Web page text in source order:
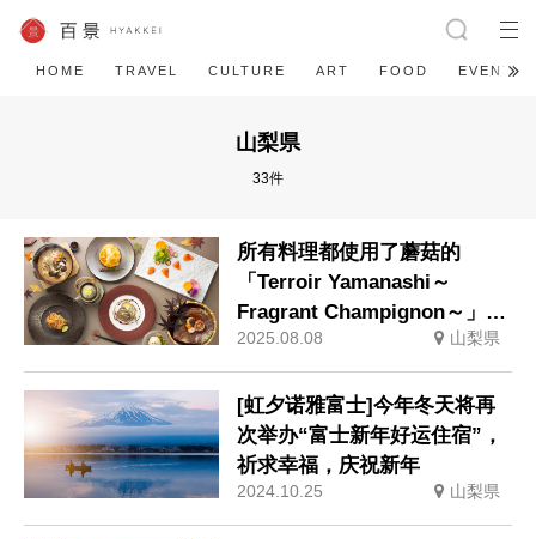
HOME TRAVEL CULTURE ART FOOD EVENT
山梨県
33件
所有料理都使用了蘑菇的
「Terroir Yamanashi～
Fragrant Champignon～」秋
季晚餐
2025.08.08 山梨県
[虹夕诺雅富士]今年冬天将再
次举办“富士新年好运住宿”，
祈求幸福，庆祝新年
2024.10.25 山梨県